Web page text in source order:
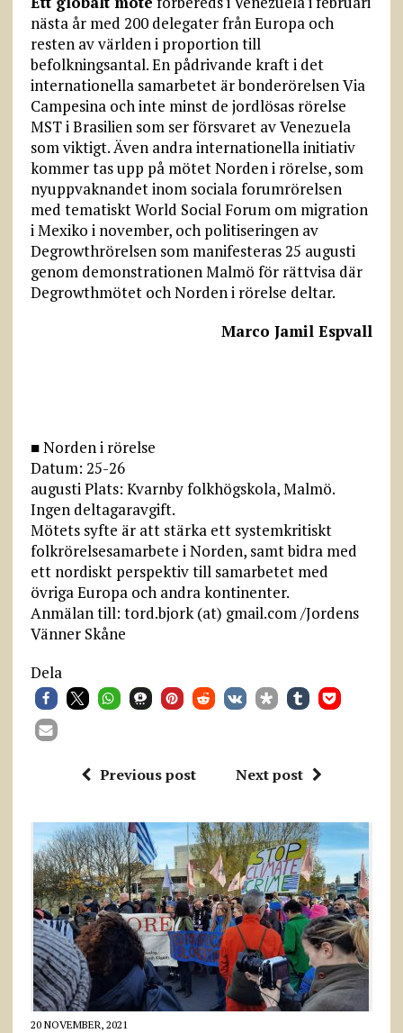
nästa år med 200 delegater från Europa och
resten av världen i proportion till
befolkningsantal. En pådrivande kraft i det
internationella samarbetet är bonderörelsen Via
Campesina och inte minst de jordlösas rörelse
MST i Brasilien som ser försvaret av Venezuela
som viktigt. Även andra internationella initiativ
kommer tas upp på mötet Norden i rörelse, som
nyuppvaknandet inom sociala forumrörelsen
med tematiskt World Social Forum om migration
i Mexiko i november, och politiseringen av
Degrowth­rörelsen som manifesteras 25 augusti
genom demonstrationen Malmö för rättvisa där
Degrowth­mötet och Norden i rörelse deltar.
Marco Jamil Espvall
■ Norden i rörelse
Datum: 25-26
augusti Plats: Kvarnby folkhögskola, Malmö.
Ingen deltagaravgift.
Mötets syfte är att stärka ett systemkritiskt
folkrörelsesamarbete i Norden, samt bidra med
ett nordiskt perspektiv till samarbetet med
övriga Europa och andra kontinenter.
Anmälan till: tord.bjork (at) gmail.com /Jordens
Vänner Skåne
Dela
Previous post Next post
20 NOVEMBER, 2021